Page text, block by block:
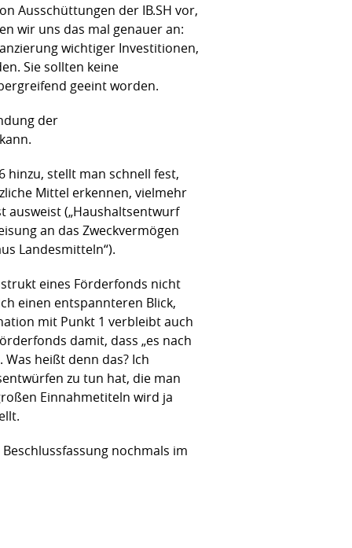
Ausschüttungen der IB.SH vor,
wir uns das mal genauer an:
wichtiger Investitionen,
Sie sollten keine
geeint worden.
der
hinzu, stellt man schnell fest,
Mittel erkennen, vielmehr
ausweist („Haushaltsentwurf
an das Zweckvermögen
Landesmitteln“).
eines Förderfonds nicht
einen entspannteren Blick,
mit Punkt 1 verbleibt auch
damit, dass „es nach
heißt denn das? Ich
zu tun hat, die man
Einnahmetiteln wird ja
nochmals im